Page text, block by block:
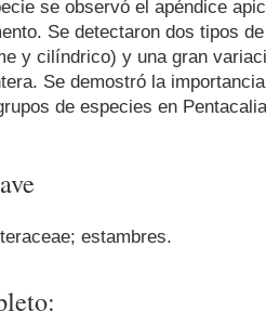
se observó el apéndice
Se detectaron dos tipos
y cilíndrico) y una gran
Se demostró la
de especies en
estambres.